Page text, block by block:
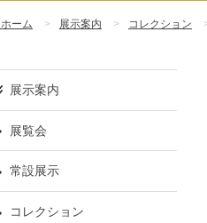
ホーム 展示案内 コレクション
展示案内
展覧会
常設展示
コレクション